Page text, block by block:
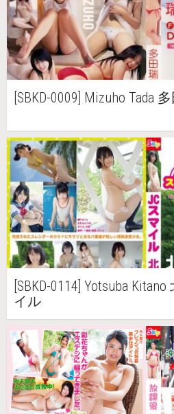
[SBKD-0009] Mizuho Tada
[SBKD-0114] Yotsuba
イル